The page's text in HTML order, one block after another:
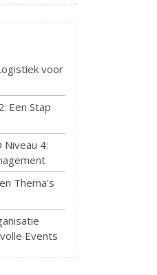
voor
Een Stap
4:
Thema’s
Events